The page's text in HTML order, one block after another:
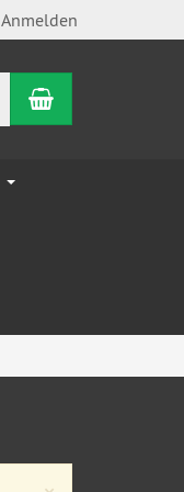
Anmelden
Warenkorb